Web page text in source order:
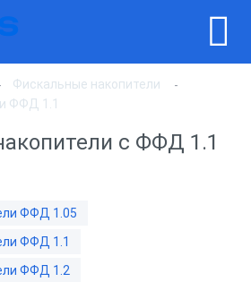
Фискальные накопители
ФФД 1.1
с ФФД 1.1
ФФД 1.05
ФФД 1.1
ФФД 1.2